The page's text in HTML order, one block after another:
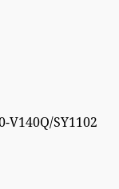
V140Q/SY1102